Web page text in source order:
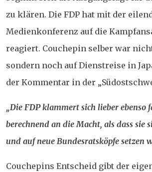
zu klären. Die FDP hat mit der
Medienkonferenz auf die
reagiert. Couchepin selber war
sondern noch auf Dienstreise in
der Kommentar in der
„Die FDP klammert sich lieber ebenso
berechnend an die Macht, als dass sie
und auf neue Bundesratsköpfe setzen
Couchepins Entscheid gibt der